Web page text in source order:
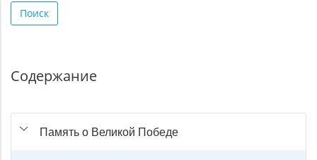
строку
для
Поиск
Содержание
Память о Великой Победе